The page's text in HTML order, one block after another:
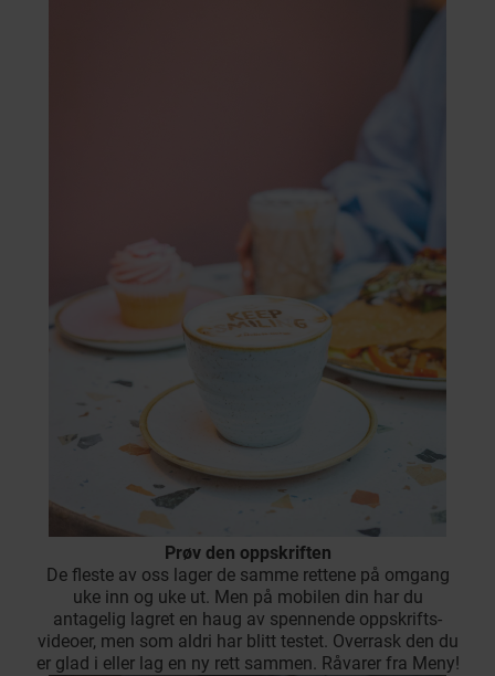
Prøv den oppskriften
De fleste av oss lager de samme rettene på omgang
uke inn og uke ut. Men på mobilen din har du
antagelig lagret en haug av spennende oppskrifts-
videoer, men som aldri har blitt testet. Overrask den du
er glad i eller lag en ny rett sammen. Råvarer fra Meny!